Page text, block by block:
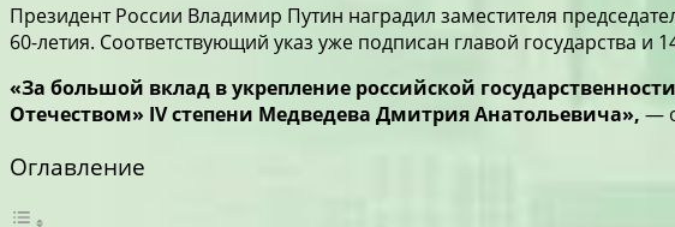
Президент России Владимир Путин наградил заместителя
60-летия. Соответствующий указ уже подписан главой государства
«За большой вклад в укрепление российской
Отечеством» IV степени Медведева Дмитрия Анатольевича», —
Оглавление